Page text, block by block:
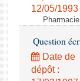
Comptes
12/05/1993
Question
Date de
dépôt :